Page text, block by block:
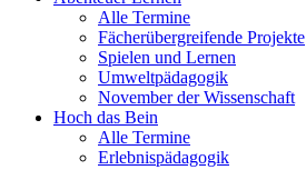
Alle Termine
Fächerübergreifende Projekte
Spielen und Lernen
Umweltpädagogik
November der Wissenschaft
Hoch das Bein
Alle Termine
Erlebnispädagogik